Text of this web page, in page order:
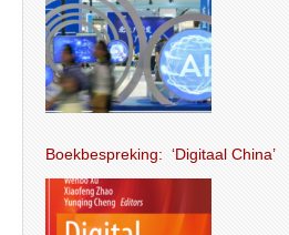
Boekbespreking: ‘Digitaal China’